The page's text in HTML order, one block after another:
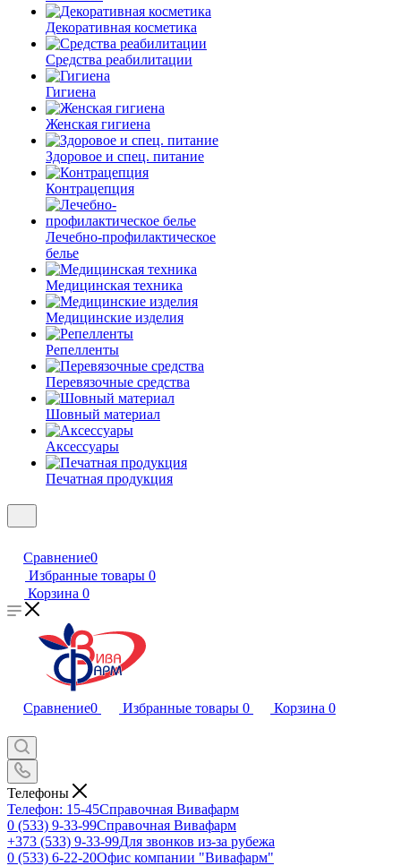
Декоративная косметика
Средства реабилитации
Гигиена
Женская гигиена
Здоровое и спец. питание
Контрацепция
Лечебно-профилактическое
белье
Медицинская техника
Медицинские изделия
Репелленты
Перевязочные средства
Шовный материал
Аксессуары
Печатная продукция
Сравнение0
Избранные товары 0
Корзина 0
Сравнение0 Избранные товары 0 Корзина 0
Телефоны
Телефон: 15-45Справочная Вивафарм
0 (533) 9-33-99Справочная Вивафарм
+373 (533) 9-33-99Для звонков из-за рубежа
0 (533) 6-22-20Офис компании "Вивафарм"